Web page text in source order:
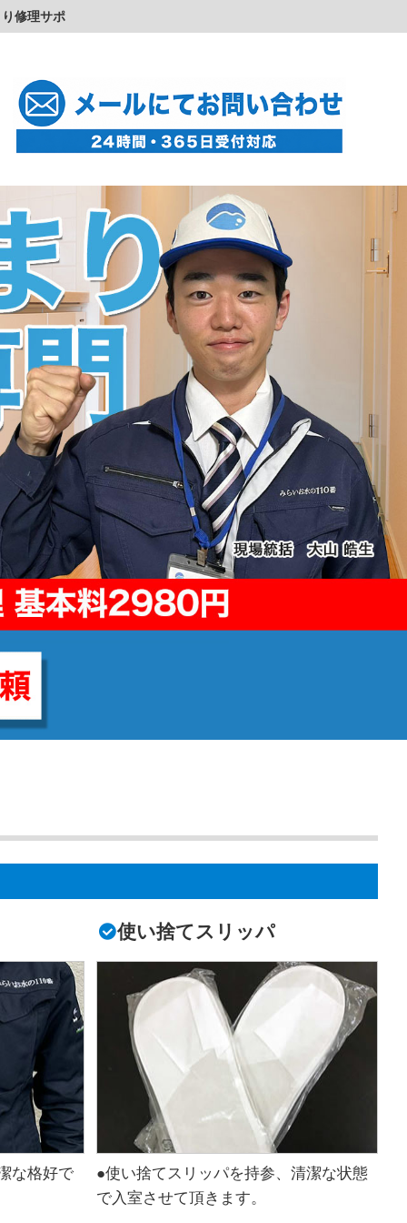
修理サポ
な格好で
使い捨てスリッパ
●使い捨てスリッパを持参、清潔な状態
で入室させて頂きます。